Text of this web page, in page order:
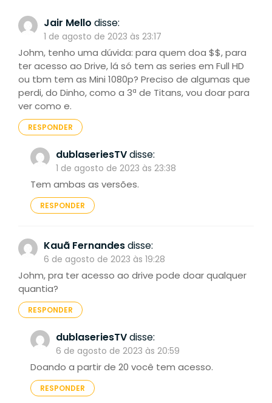
Jair Mello disse:
1 de agosto de 2023 às 23:17
Johm, tenho uma dúvida: para quem doa $$, para
ter acesso ao Drive, lá só tem as series em Full HD
ou tbm tem as Mini 1080p? Preciso de algumas que
perdi, do Dinho, como a 3ª de Titans, vou doar para
ver como e.
RESPONDER
dublaseriesTVdisse:
1 de agosto de 2023 às 23:38
Tem ambas as versões.
RESPONDER
Kauã Fernandesdisse:
6 de agosto de 2023 às 19:28
Johm, pra ter acesso ao drive pode doar qualquer
quantia?
RESPONDER
dublaseriesTVdisse:
6 de agosto de 2023 às 20:59
Doando a partir de 20 você tem acesso.
RESPONDER